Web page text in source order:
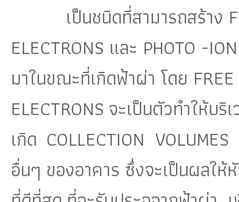
เป็นชนิดที่สามารถสร้าง
ELECTRONS และ PHOTO -
มาในขณะที่เกิดฟ้าผ่า โดย FREE
ELECTRONS จะเป็นตัวทำให้บ
เกิด COLLECTION VOLUMES
อื่นๆ ของอาคาร ซึ่งจะเป็นผลให้